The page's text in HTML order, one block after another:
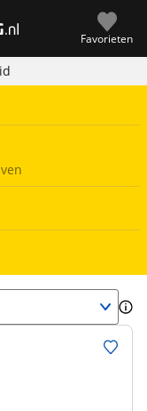
Favorieten